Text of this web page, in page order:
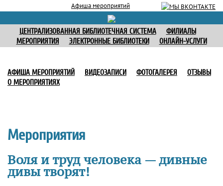
Афиша мероприятий
ЦЕНТРАЛИЗОВАННАЯ БИБЛИОТЕЧНАЯ СИСТЕМА
ФИЛИАЛЫ
МЕРОПРИЯТИЯ
ЭЛЕКТРОННЫЕ БИБЛИОТЕКИ ОНЛАЙН-УСЛУГИ
АФИША МЕРОПРИЯТИЙ ВИДЕОЗАПИСИ ФОТОГАЛЕРЕЯ
ОТЗЫВЫ
О МЕРОПРИЯТИЯХ
Мероприятия
Воля и труд человека — дивные
дивы творят!